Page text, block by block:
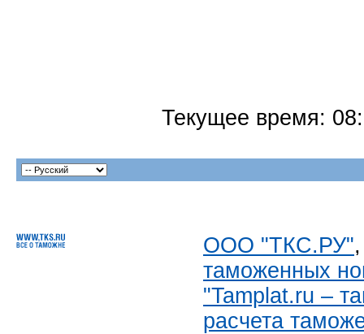
Текущее время:
ООО "ТКС.РУ"
таможенных
"Tamplat.ru –
расчета